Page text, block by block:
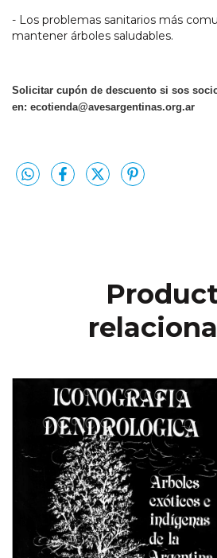
- Los problemas sanitarios más
mantener árboles saludables.
Solicitar cupón de descuento si sos
en: ecotienda@avesargentinas.org.ar